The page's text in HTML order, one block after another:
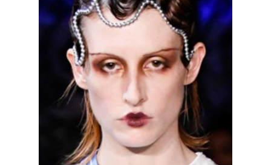
бровями выходили и модели Emilia
Wickstead, Fashion East, Susan
Fang, Balmain, Off-White
и Alexander Wang. Последний —
он открывал модный месяц — даже
вдохновил осветлить брови
старшего дизайнера The Blueprint
Юлю Попову — и как же ей идет!
Но если вы пока не готовы к таким
модным подвигам, можно просто
заклеить брови, как было на ​​Maisie